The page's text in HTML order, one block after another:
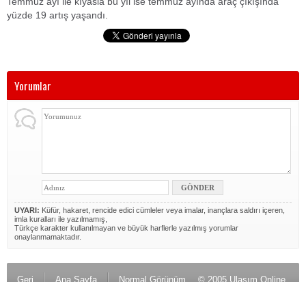
yüzde 19 artış yaşandı.
Yorumlar
UYARI: Küfür, hakaret, rencide edici cümleler veya imalar, inançlara saldırı içeren,
imla kuralları ile yazılmamış,
Türkçe karakter kullanılmayan ve büyük harflerle yazılmış yorumlar
onaylanmamaktadır.
Geri Ana Sayfa Normal Görünüm © 2005 Ulaşım Online